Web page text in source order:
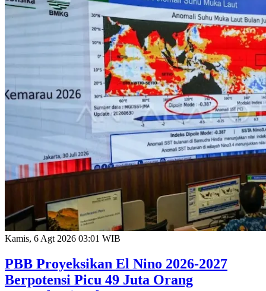
Kamis, 6 Agt 2026 03:01 WIB
PBB Proyeksikan El Nino 2026-2027
Berpotensi Picu 49 Juta Orang